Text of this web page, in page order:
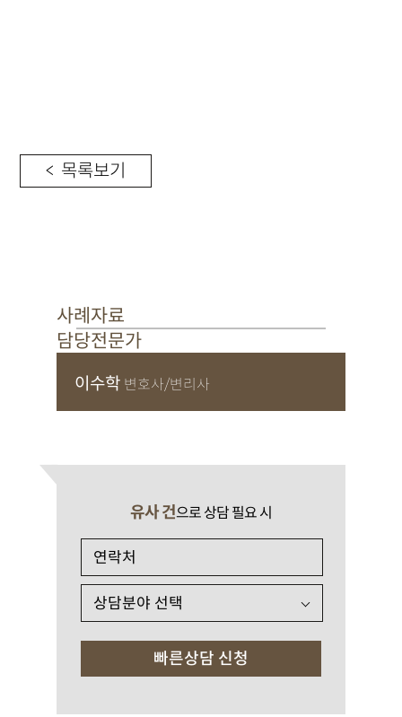
< 목록보기
사례자료
담당전문가
이수학 변호사/변리사
유사 건으로 상담 필요 시